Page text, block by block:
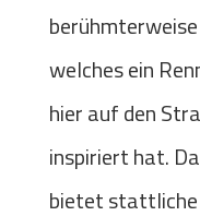
welches ein
hier auf den
inspiriert hat.
bietet